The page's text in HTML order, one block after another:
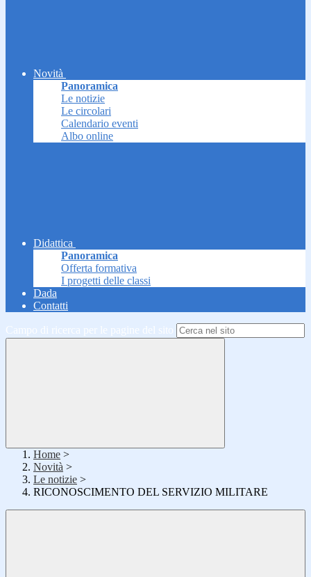
Novità
Panoramica
Le notizie
Le circolari
Calendario eventi
Albo online
Didattica
Panoramica
Offerta formativa
I progetti delle classi
Dada
Contatti
Campo di ricerca per le pagine del sito
Home >
Novità >
Le notizie >
RICONOSCIMENTO DEL SERVIZIO MILITARE